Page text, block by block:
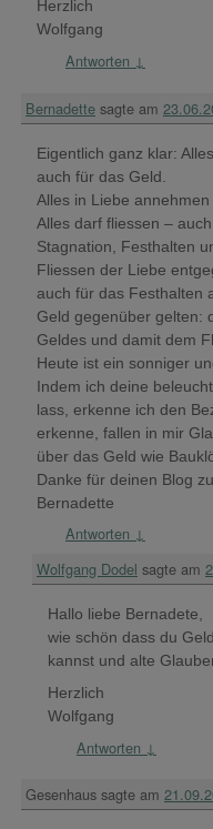
Herzlich
Wolfgang
Antworten ↓
Bernadette sagte am
Eigentlich ganz klar:
auch für das Geld.
Alles in Liebe
Alles darf fliessen – auch
Stagnation, Festhalten
Fliessen der Liebe
auch für das Festhalten
Geld gegenüber gelten:
Geldes und damit dem
Heute ist ein sonniger
Indem ich deine
lass, erkenne ich den
erkenne, fallen in mir
über das Geld wie
Danke für deinen Blog
Bernadette
Antworten ↓
Wolfgang Dodel sagte am
Hallo liebe Bernadete,
wie schön dass du
kannst und alte
Herzlich
Wolfgang
Antworten ↓
Gesenhaus sagte am